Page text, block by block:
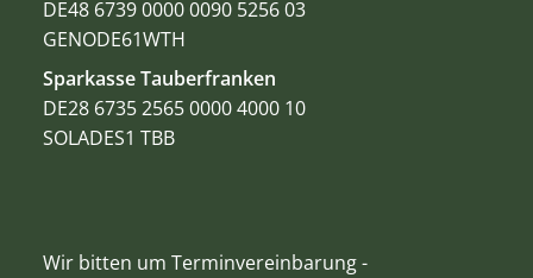
DE48 6739 0000 0090 5256 03
GENODE61WTH
Sparkasse Tauberfranken
DE28 6735 2565 0000 4000 10
SOLADES1 TBB
Wir bitten um Terminvereinbarung -